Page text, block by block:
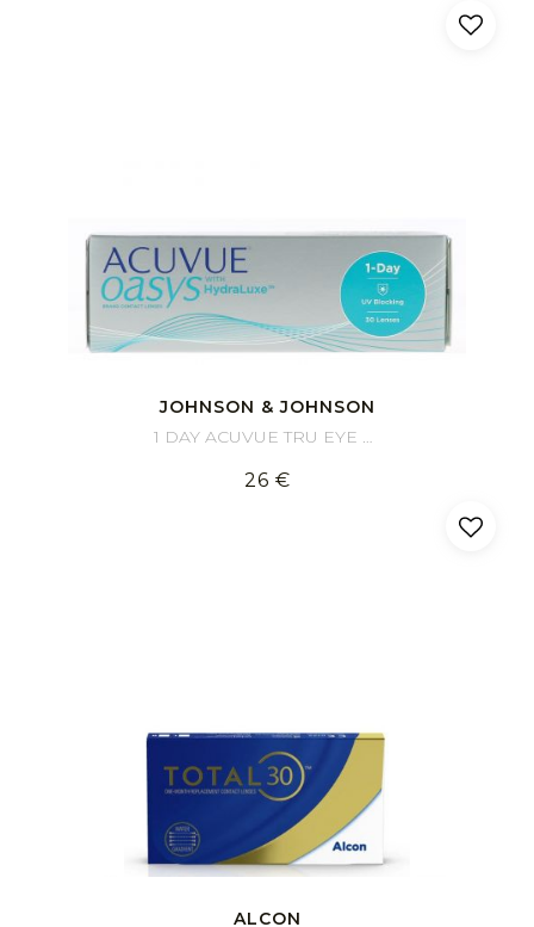
JOHNSON & JOHNSON
1 DAY ACUVUE TRU EYE 90
26 €
ALCON